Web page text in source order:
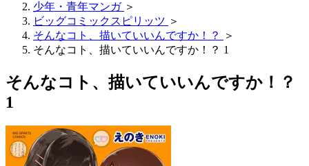
少年・青年マンガ ＞
ビッグコミックスピリッツ ＞
そんなコト、描いていいんですか！？
＞
そんなコト、描いていいんですか！？ 1
そんなコト、描いていいんですか！？
1